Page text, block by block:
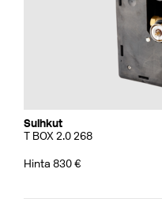
Suihkut
T BOX 2.0 268
Hinta 830 €